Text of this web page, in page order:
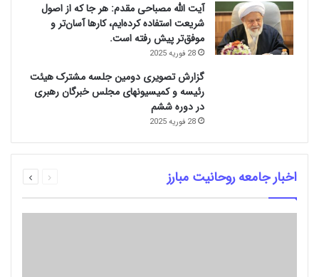
آیت الله مصباحی مقدم: هر جا که از اصول
شریعت استفاده کرده‌ایم، کارها آسان‌تر و
موفق‌تر پیش رفته است.
28 فوریه 2025
گزارش تصویری دومین جلسه مشترک هیئت
رئیسه و کمیسیونهای مجلس خبرگان رهبری
در دوره ششم
28 فوریه 2025
اخبار جامعه روحانیت مبارز
صفحه